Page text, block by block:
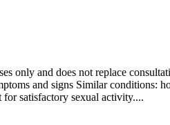
only and does not replace
and signs Similar
satisfactory sexual activity....